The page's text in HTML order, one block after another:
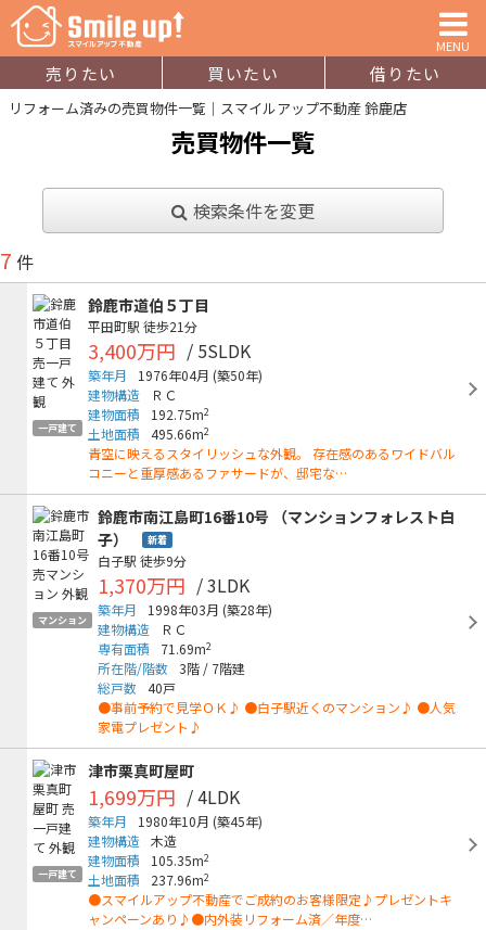
MENU
売りたい 買いたい 借りたい
リフォーム済みの売買物件一覧｜スマイルアップ不動産 鈴鹿店
売買物件一覧
検索条件を変更
7 件
一戸建て
鈴鹿市道伯５丁目
平田町駅 徒歩21分
3,400万円 / 5SLDK
築年月 1976年04月 (築50年)
建物構造
ＲＣ
建物面積
192.75m2
土地面積 495.66m2
青空に映えるスタイリッシュな外観。 存在感のあるワイドバル
コニーと重厚感あるファサードが、邸宅な…
マンション
鈴鹿市南江島町16番10号 （マンションフォレスト白
子）
新着
白子駅 徒歩9分
1,370万円 / 3LDK
築年月 1998年03月 (築28年)
建物構造
ＲＣ
専有面積
71.69m2
所在階/階数 3階/ 7階建
総戸数 40戸
●事前予約で見学ＯＫ♪ ●白子駅近くのマンション♪ ●人気
家電プレゼント♪
一戸建て
津市栗真町屋町
1,699万円 / 4LDK
築年月 1980年10月 (築45年)
建物構造 木造
建物面積
105.35m2
土地面積 237.96m2
●スマイルアップ不動産でご成約のお客様限定♪プレゼントキ
ャンペーンあり♪●内外装リフォーム済／年度…